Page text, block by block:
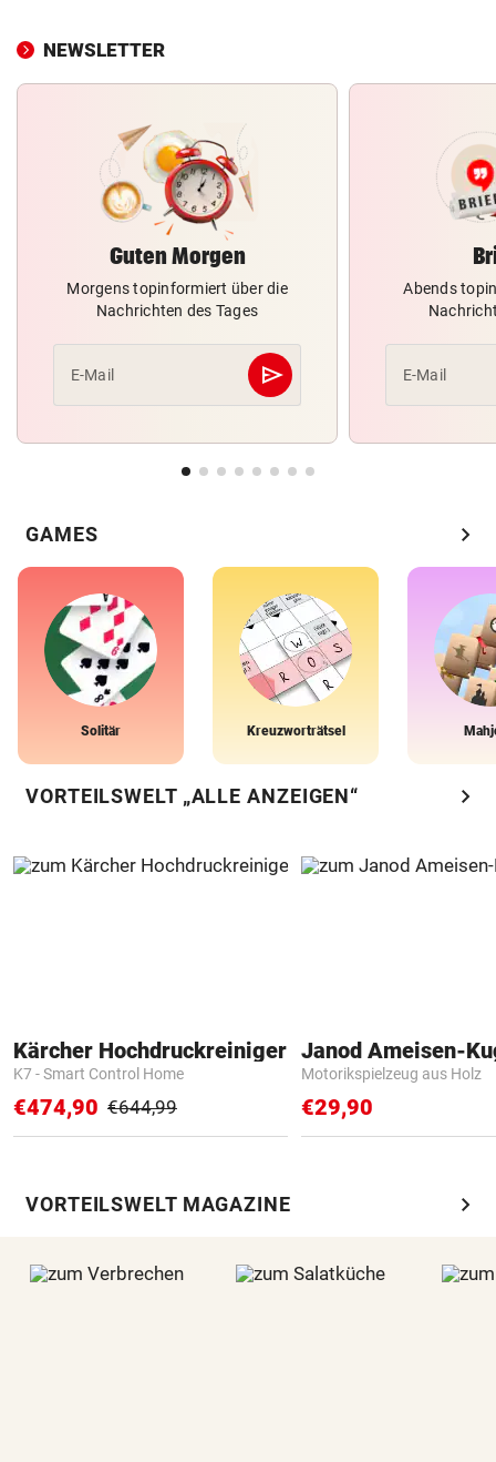
NEWSLETTER
Guten Morgen
Morgens topinformiert über die
Nachrichten des Tages
E-Mail send
Abschicken
Abends
E-Mail
GAMES chevron_right
Solitär Kreuzworträtsel
VORTEILSWELT „ALLE ANZEIGEN“ chevron_right
Kärcher Hochdruckreiniger
K7 - Smart Control Home
€474,90 €644,99
Janod Ameisen-
Motorikspielzeug aus Holz
€29,90
VORTEILSWELT MAGAZINE chevron_right